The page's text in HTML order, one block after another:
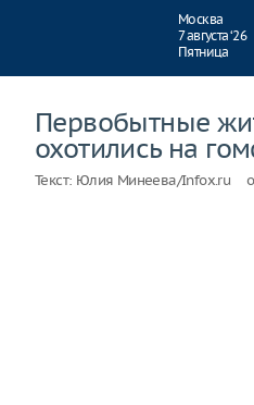
Москва
7 августа ‘26
Пятница
Первобытные
охотились на
Текст: Юлия Минеева/Infox.ru